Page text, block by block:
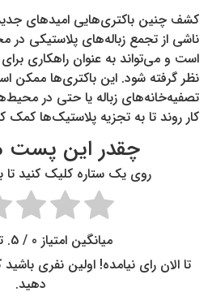
کشف چنین باکتری‌هایی امیدهای
ناشی از تجمع زباله‌های پلاستیکی
است و می‌تواند به عنوان راهکاری برای
نظر گرفته شود. این باکتری‌ها ممکن
تصفیه‌خانه‌های زباله یا حتی در
کار روند تا به تجزیه پلاستیک‌ها کمک
چقدر این پست
روی یک ستاره کلیک کنید تا
میانگین امتیاز 0 / 5. تعداد آرا:
تا الان رای نیامده! اولین نفری
دهید.